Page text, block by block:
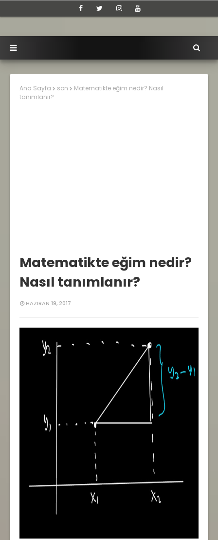
Ana Sayfa son
Matematikte eğim nedir? Nasıl
tanımlanır?
Matematikte eğim nedir?
Nasıl tanımlanır?
HAZIRAN 19, 2017